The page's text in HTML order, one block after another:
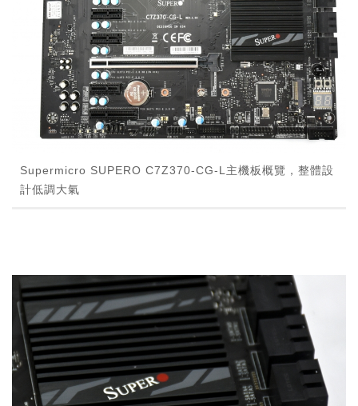
Supermicro SUPERO C7Z370-CG-L主機板概覽，整體設
計低調大氣